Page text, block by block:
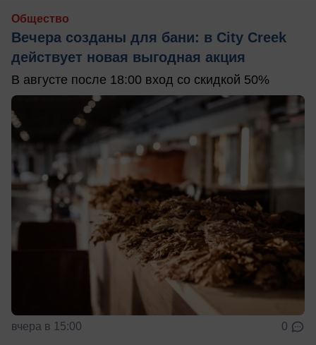
Общество
Вечера созданы для бани: в City Creek
действует новая выгодная акция
В августе после 18:00 вход со скидкой 50%
вчера в 15:00 0